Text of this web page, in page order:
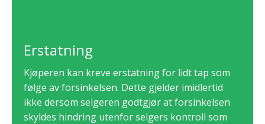
Erstatning
Kjøperen kan kreve erstatning for lidt tap som
følge av forsinkelsen. Dette gjelder imidlertid
ikke dersom selgeren godtgjør at forsinkelsen
skyldes hindring utenfor selgers kontroll som